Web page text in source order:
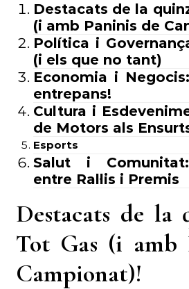
Destacats de la
(i amb Paninis de
Política i
(i els que no tant)
Economia i
entrepans!
Cultura i
de Motors als
Esports
Salut i
entre Ral·lis i Premis
Destacats de la
Tot Gas (i amb
Campionat)!